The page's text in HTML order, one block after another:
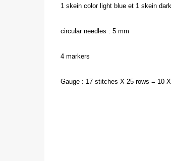
1 skein color light blue et 1 skein
circular needles : 5 mm
4 markers
Gauge : 17 stitches X 25 rows = 10